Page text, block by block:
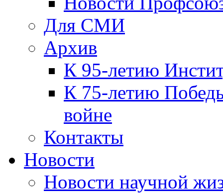
Для СМИ
Архив
К 95-летию
К 75-летию
войне
Контакты
Новости
Новости научной